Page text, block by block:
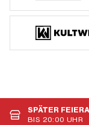
SPÄTER
BIS 20:00 UHR